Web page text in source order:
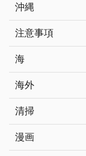
沖縄
注意事項
海
海外
清掃
漫画